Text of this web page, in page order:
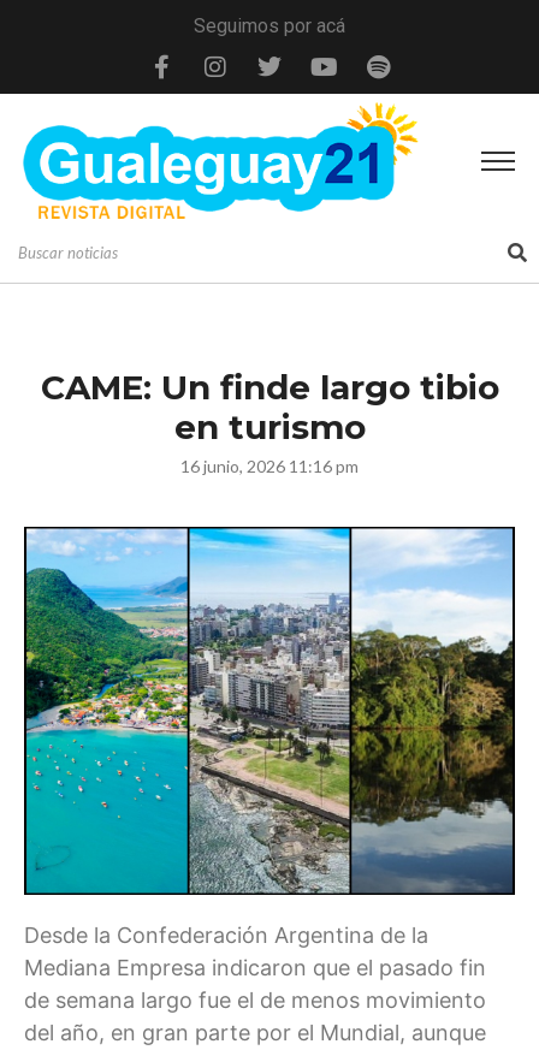
Seguimos por acá
CAME: Un finde largo tibio
en turismo
16 junio, 2026 11:16 pm
Desde la Confederación Argentina de la
Mediana Empresa indicaron que el pasado fin
de semana largo fue el de menos movimiento
del año, en gran parte por el Mundial, aunque